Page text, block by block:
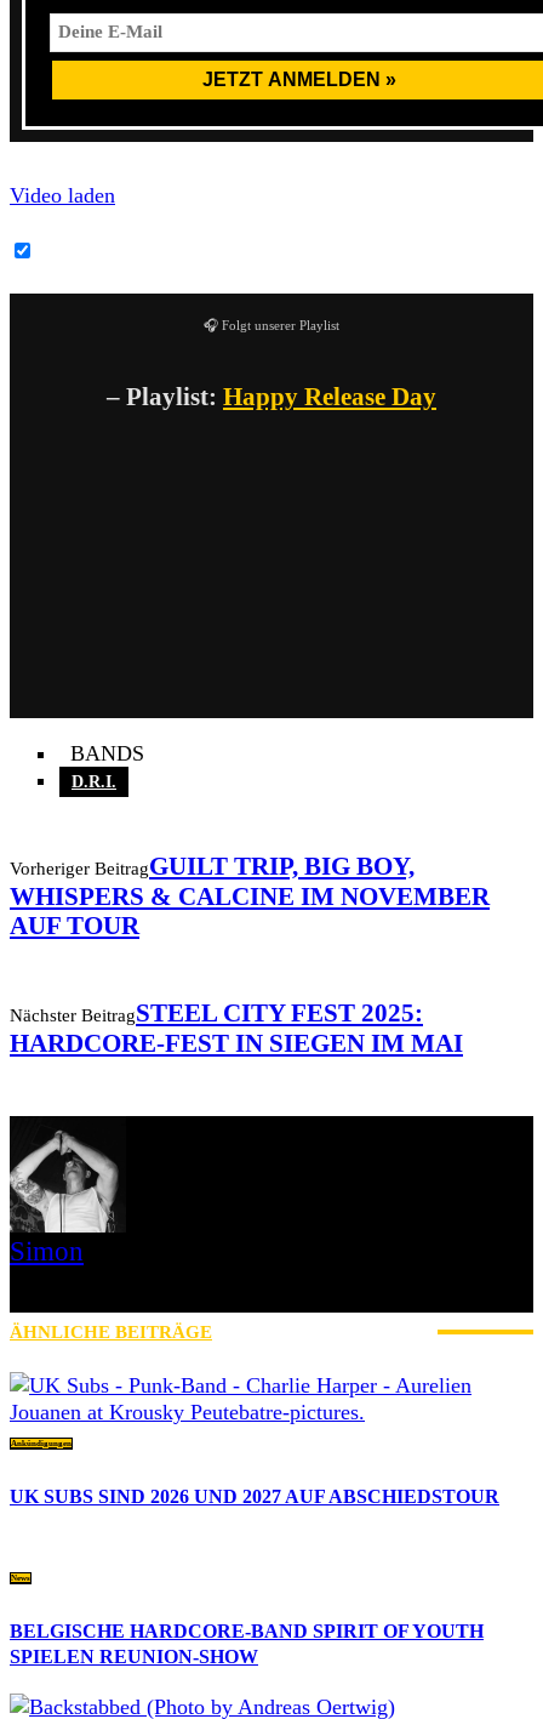
Video laden
🎧 Folgt unserer Playlist
– Playlist: Happy Release Day
BANDS
D.R.I.
Vorheriger BeitragGUILT TRIP, BIG BOY,
WHISPERS & CALCINE IM NOVEMBER
AUF TOUR
Nächster BeitragSTEEL CITY FEST 2025:
HARDCORE-FEST IN SIEGEN IM MAI
Simon
ÄHNLICHE BEITRÄGE
Ankündigungen
UK SUBS SIND 2026 UND 2027 AUF ABSCHIEDSTOUR
News
BELGISCHE HARDCORE-BAND SPIRIT OF YOUTH
SPIELEN REUNION-SHOW